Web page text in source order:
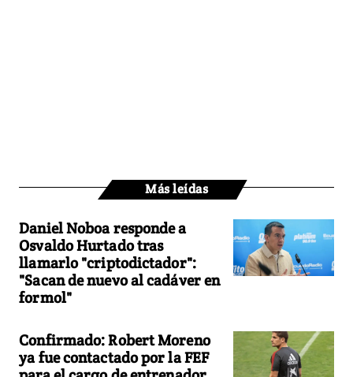
Más leídas
Daniel Noboa responde a
Osvaldo Hurtado tras
llamarlo "criptodictador":
"Sacan de nuevo al cadáver en
formol"
Confirmado: Robert Moreno
ya fue contactado por la FEF